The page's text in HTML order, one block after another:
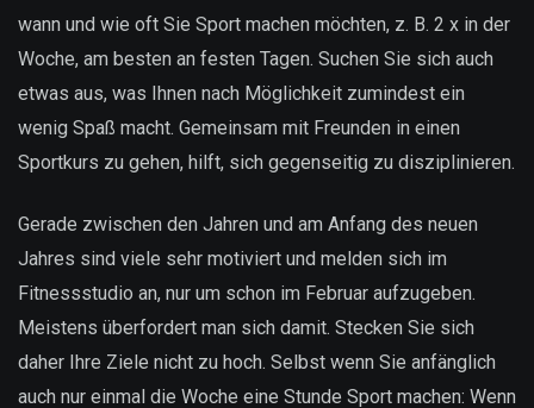
wann und wie oft Sie Sport machen möchten, z. B. 2 x in der
Woche, am besten an festen Tagen. Suchen Sie sich auch
etwas aus, was Ihnen nach Möglichkeit zumindest ein
wenig Spaß macht. Gemeinsam mit Freunden in einen
Sportkurs zu gehen, hilft, sich gegenseitig zu disziplinieren.
Gerade zwischen den Jahren und am Anfang des neuen
Jahres sind viele sehr motiviert und melden sich im
Fitnessstudio an, nur um schon im Februar aufzugeben.
Meistens überfordert man sich damit. Stecken Sie sich
daher Ihre Ziele nicht zu hoch. Selbst wenn Sie anfänglich
auch nur einmal die Woche eine Stunde Sport machen: Wenn